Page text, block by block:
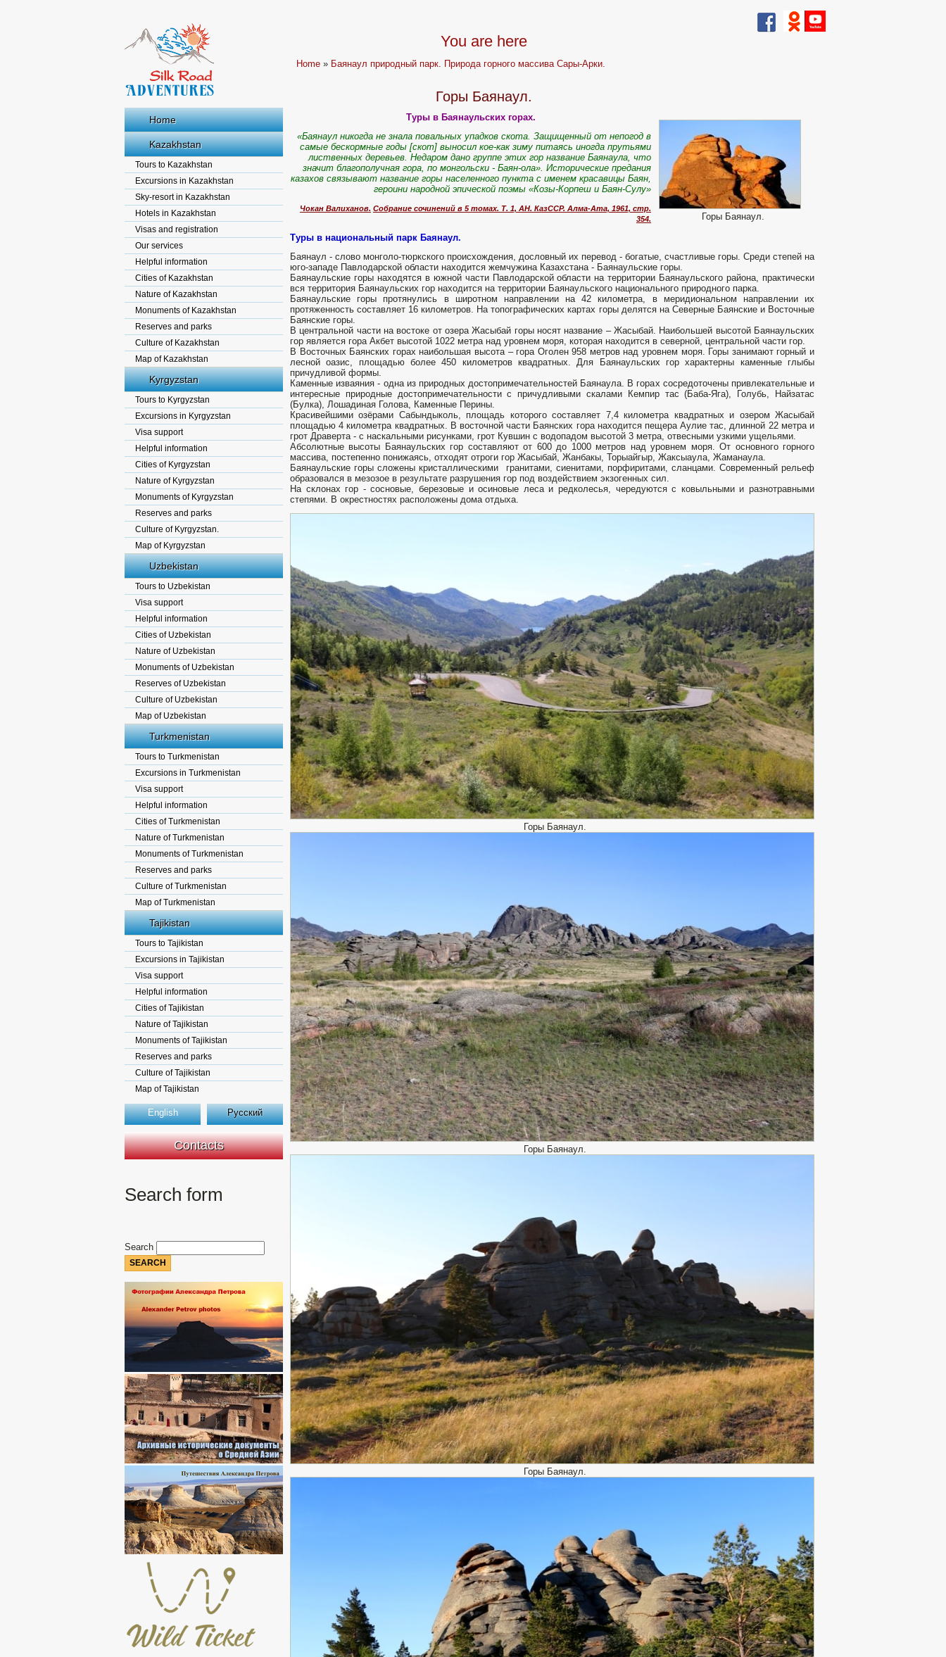
Home
Kazakhstan
Tours to Kazakhstan
Excursions in Kazakhstan
Sky-resort in Kazakhstan
Hotels in Kazakhstan
Visas and registration
Our services
Helpful information
Cities of Kazakhstan
Nature of Kazakhstan
Monuments of Kazakhstan
Reserves and parks
Culture of Kazakhstan
Map of Kazakhstan
Kyrgyzstan
Tours to Kyrgyzstan
Excursions in Kyrgyzstan
Visa support
Helpful information
Cities of Kyrgyzstan
Nature of Kyrgyzstan
Monuments of Kyrgyzstan
Reserves and parks
Culture of Kyrgyzstan.
Map of Kyrgyzstan
Uzbekistan
Tours to Uzbekistan
Visa support
Helpful information
Cities of Uzbekistan
Nature of Uzbekistan
Monuments of Uzbekistan
Reserves of Uzbekistan
Culture of Uzbekistan
Map of Uzbekistan
Turkmenistan
Tours to Turkmenistan
Excursions in Turkmenistan
Visa support
Helpful information
Cities of Turkmenistan
Nature of Turkmenistan
Monuments of Turkmenistan
Reserves and parks
Culture of Turkmenistan
Map of Turkmenistan
Tajikistan
Tours to Tajikistan
Excursions in Tajikistan
Visa support
Helpful information
Cities of Tajikistan
Nature of Tajikistan
Monuments of Tajikistan
Reserves and parks
Culture of Tajikistan
Map of Tajikistan
English Русский
Contacts
Search form
Search
You are here
Home » Баянаул природный парк. Природа горного массива Сары-Арки.
Горы Баянаул.
Горы Баянаул.
Туры в Баянаульских горах.
«Ба­янаул никогда не знала повальных упадков скота. Защи­щенный от непогод в
самые бескормные годы [скот] выносил кое-как зиму питаясь иногда прутьями
лиственных деревьев. Недаром дано группе этих гор название Баянаула, что
зна­чит благополучная гора, по монгольски - Баян-ола». Исторические предания
казахов связывают название горы населенного пункта с именем красавицы Баян,
героини народ­ной эпической поэмы «Козы-Корпеш и Баян-Сулу»
Чокан Валиханов. Собрание сочинений в 5 томах. Т. 1, АН. КазССР. Алма-Ата, 1961, стр.
354.
Туры в национальный парк Баянаул.
Баянаул - слово монголо-тюркского происхождения, дословный их перевод - богатые, счастливые горы. Среди степей на
юго-западе Павлодарской области находится жемчужина Казахстана - Баянаульские горы.
Баянаульские горы находятся в южной части Павлодарской области на территории Баянаульского района, практически
вся территория Баянаульских гор находится на территории Баянаульского национального природного парка.
Баянаульские горы протянулись в широтном направлении на 42 километра, в меридиональном направлении их
протяженность составляет 16 километров. На топографических картах горы делятся на Северные Баянские и Восточные
Баянские горы.
В центральной части на востоке от озера Жасыбай горы носят название – Жасыбай. Наибольшей высотой Баянаульских
гор является гора Акбет высотой 1022 метра над уровнем моря, которая находится в северной, центральной части гор.
В Восточных Баянских горах наибольшая высота – гора Оголен 958 метров над уровнем моря. Горы занимают горный и
лесной оазис, площадью более 450 километров квадратных. Для Баянаульских гор характерны каменные глыбы
причудливой формы.
Каменные изваяния - одна из природных достопримечательностей Баянаула. В горах сосредоточены привлекательные и
интересные природные достопримечательности с причудливыми скалами Кемпир тас (Баба-Яга), Голубь, Найзатас
(Булка), Лошадиная Голова, Каменные Перины.
Красивейшими озёрами Сабындыколь, площадь которого составляет 7,4 километра квадратных и озером Жасыбай
площадью 4 километра квадратных. В восточной части Баянских гора находится пещера Аулие тас, длинной 22 метра и
грот Драверта - с наскальными рисунками, грот Кувшин с водопадом высотой 3 метра, отвесными узкими ущельями.
Абсолютные высоты Баянаульских гор составляют от 600 до 1000 метров над уровнем моря. От основного горного
массива, постепенно понижаясь, отходят отроги гор Жасыбай, Жанбакы, Торыайгыр, Жаксыаула, Жаманаула.
Баянаульские горы сложены кристаллическими гранитами, сиенитами, порфиритами, сланцами. Современный рельеф
образовался в мезозое в результате разрушения гор под воздействием экзогенных сил.
На склонах гор - сосновые, березовые и осиновые леса и редколесья, чередуются с ковыльными и разнотравными
степями. В окрестностях расположены дома отдыха.
Горы Баянаул.
Горы Баянаул.
Горы Баянаул.